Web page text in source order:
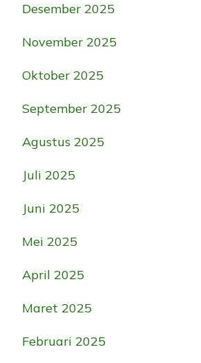
Desember 2025
November 2025
Oktober 2025
September 2025
Agustus 2025
Juli 2025
Juni 2025
Mei 2025
April 2025
Maret 2025
Februari 2025